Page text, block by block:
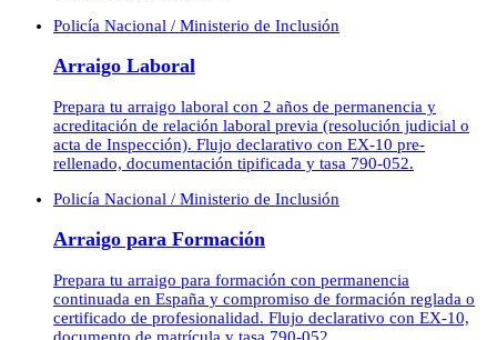
Policía Nacional / Ministerio de Inclusión
Arraigo Laboral
Prepara tu arraigo laboral con 2 años de permanencia y
acreditación de relación laboral previa (resolución judicial o
acta de Inspección). Flujo declarativo con EX-10 pre-
rellenado, documentación tipificada y tasa 790-052.
Policía Nacional / Ministerio de Inclusión
Arraigo para Formación
Prepara tu arraigo para formación con permanencia
continuada en España y compromiso de formación reglada o
certificado de profesionalidad. Flujo declarativo con EX-10,